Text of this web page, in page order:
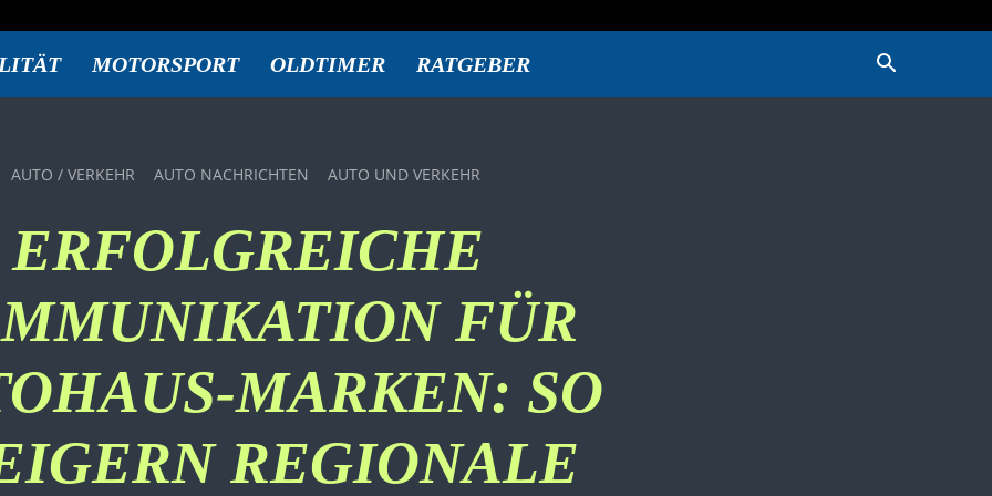
MOTORSPORT OLDTIMER RATGEBER
AUTO / VERKEHR AUTO NACHRICHTEN AUTO UND VERKEHR
ERFOLGREICHE
FÜR
MARKEN: SO
REGIONALE